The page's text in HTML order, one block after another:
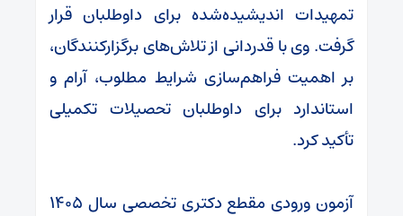
تمهیدات اندیشیده‌شده برای داوطلبان قرار
گرفت. وی با قدردانی از تلاش‌های برگزارکنندگان،
بر اهمیت فراهم‌سازی شرایط مطلوب، آرام و
استاندارد برای داوطلبان تحصیلات تکمیلی
تأکید کرد.
آزمون ورودی مقطع دکتری تخصصی سال ۱۴۰۵